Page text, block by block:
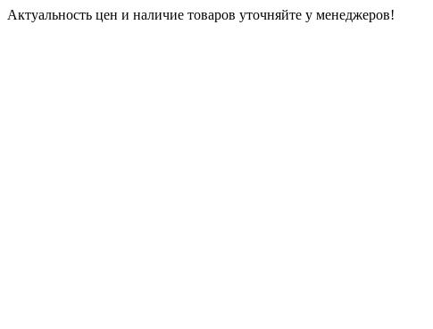
Актуальность цен и наличие товаров уточняйте у менеджеров!